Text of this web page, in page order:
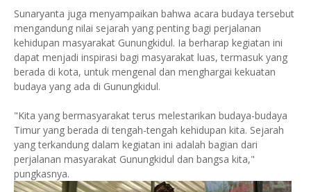
Sunaryanta juga menyampaikan bahwa acara budaya tersebut
mengandung nilai sejarah yang penting bagi perjalanan
kehidupan masyarakat Gunungkidul. Ia berharap kegiatan ini
dapat menjadi inspirasi bagi masyarakat luas, termasuk yang
berada di kota, untuk mengenal dan menghargai kekuatan
budaya yang ada di Gunungkidul.
"Kita yang bermasyarakat terus melestarikan budaya-budaya
Timur yang berada di tengah-tengah kehidupan kita. Sejarah
yang terkandung dalam kegiatan ini adalah bagian dari
perjalanan masyarakat Gunungkidul dan bangsa kita,"
pungkasnya.